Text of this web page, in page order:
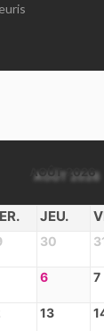
AOÛT 2026
JEU.
30
6 7
13